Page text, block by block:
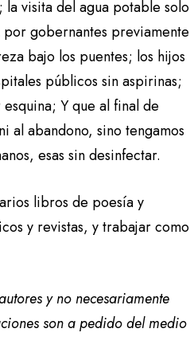
r
d
r
e
visita del agua potable solo
gobernantes previamente
bajo los puentes; los hijos
públicos sin aspirinas;
Y que al final de
al abandono, sino tengamos
esas sin desinfectar.
libros de poesía y
y revistas, y trabajar como
y no necesariamente
son a pedido del medio